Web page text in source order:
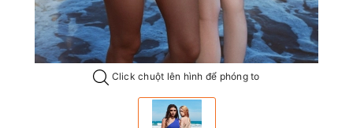
Click chuột lên hình để phóng to